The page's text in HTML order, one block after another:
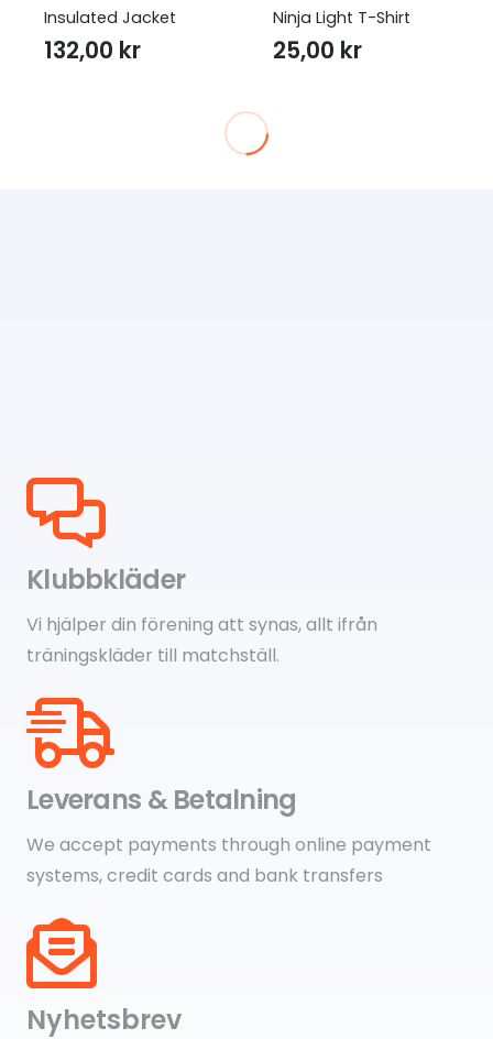
Insulated Jacket
132,00 kr
Ninja Light T-Shirt
25,00 kr
Klubbkläder
Vi hjälper din förening att synas, allt ifrån
träningskläder till matchställ.
Leverans & Betalning
We accept payments through online payment
systems, credit cards and bank transfers
Nyhetsbrev